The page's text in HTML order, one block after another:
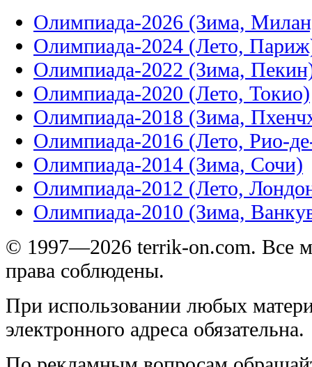
Олимпиада-2026 (Зима,
Олимпиада-2024 (Лето,
Олимпиада-2022 (Зима,
Олимпиада-2020 (Лето, Токио)
Олимпиада-2018 (Зима,
Олимпиада-2016 (Лето, Рио-
Олимпиада-2014 (Зима, Сочи)
Олимпиада-2012 (Лето,
Олимпиада-2010 (Зима,
© 1997—2026 terrik-on.com. Все
права соблюдены.
При использовании любых
электронного адреса обязательна.